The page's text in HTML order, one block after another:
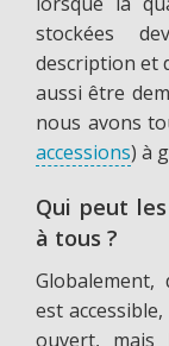
stockées
description et
aussi être
nous avons
accessions) à
Qui peut
à tous ?
est
ouvert, mais